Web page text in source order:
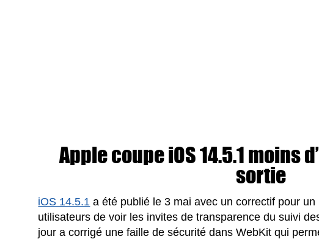
Apple coupe iOS 14.5.1 moins
sortie
iOS 14.5.1 a été publié le 3 mai avec un correctif pour
utilisateurs de voir les invites de transparence du suivi
jour a corrigé une faille de sécurité dans WebKit qui